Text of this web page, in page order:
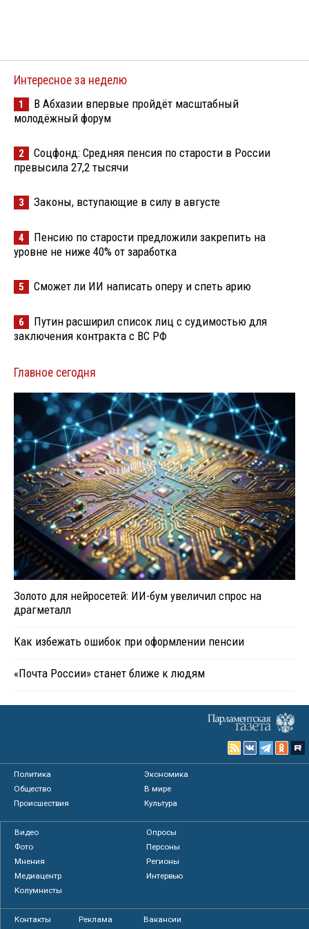
Интересное за неделю
1
В Абхазии впервые пройдёт масштабный
молодёжный форум
2
Соцфонд: Средняя пенсия по старости в России
превысила 27,2 тысячи
3 Законы, вступающие в силу в августе
4
Пенсию по старости предложили закрепить на
уровне не ниже 40% от заработка
5 Сможет ли ИИ написать оперу и спеть арию
6
Путин расширил список лиц с судимостью для
заключения контракта с ВС РФ
Главное сегодня
Золото для нейросетей: ИИ-бум увеличил спрос на
драгметалл
Как избежать ошибок при оформлении пенсии
«Почта России» станет ближе к людям
Политика
Экономика
Общество
В мире
Происшествия
Культура
Видео
Опросы
Фото
Персоны
Мнения
Регионы
Медиацентр
Интервью
Колумнисты
Контакты Реклама Вакансии